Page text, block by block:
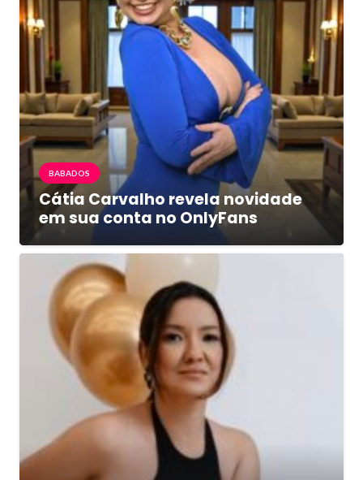
BABADOS
Cátia Carvalho revela novidade
em sua conta no OnlyFans